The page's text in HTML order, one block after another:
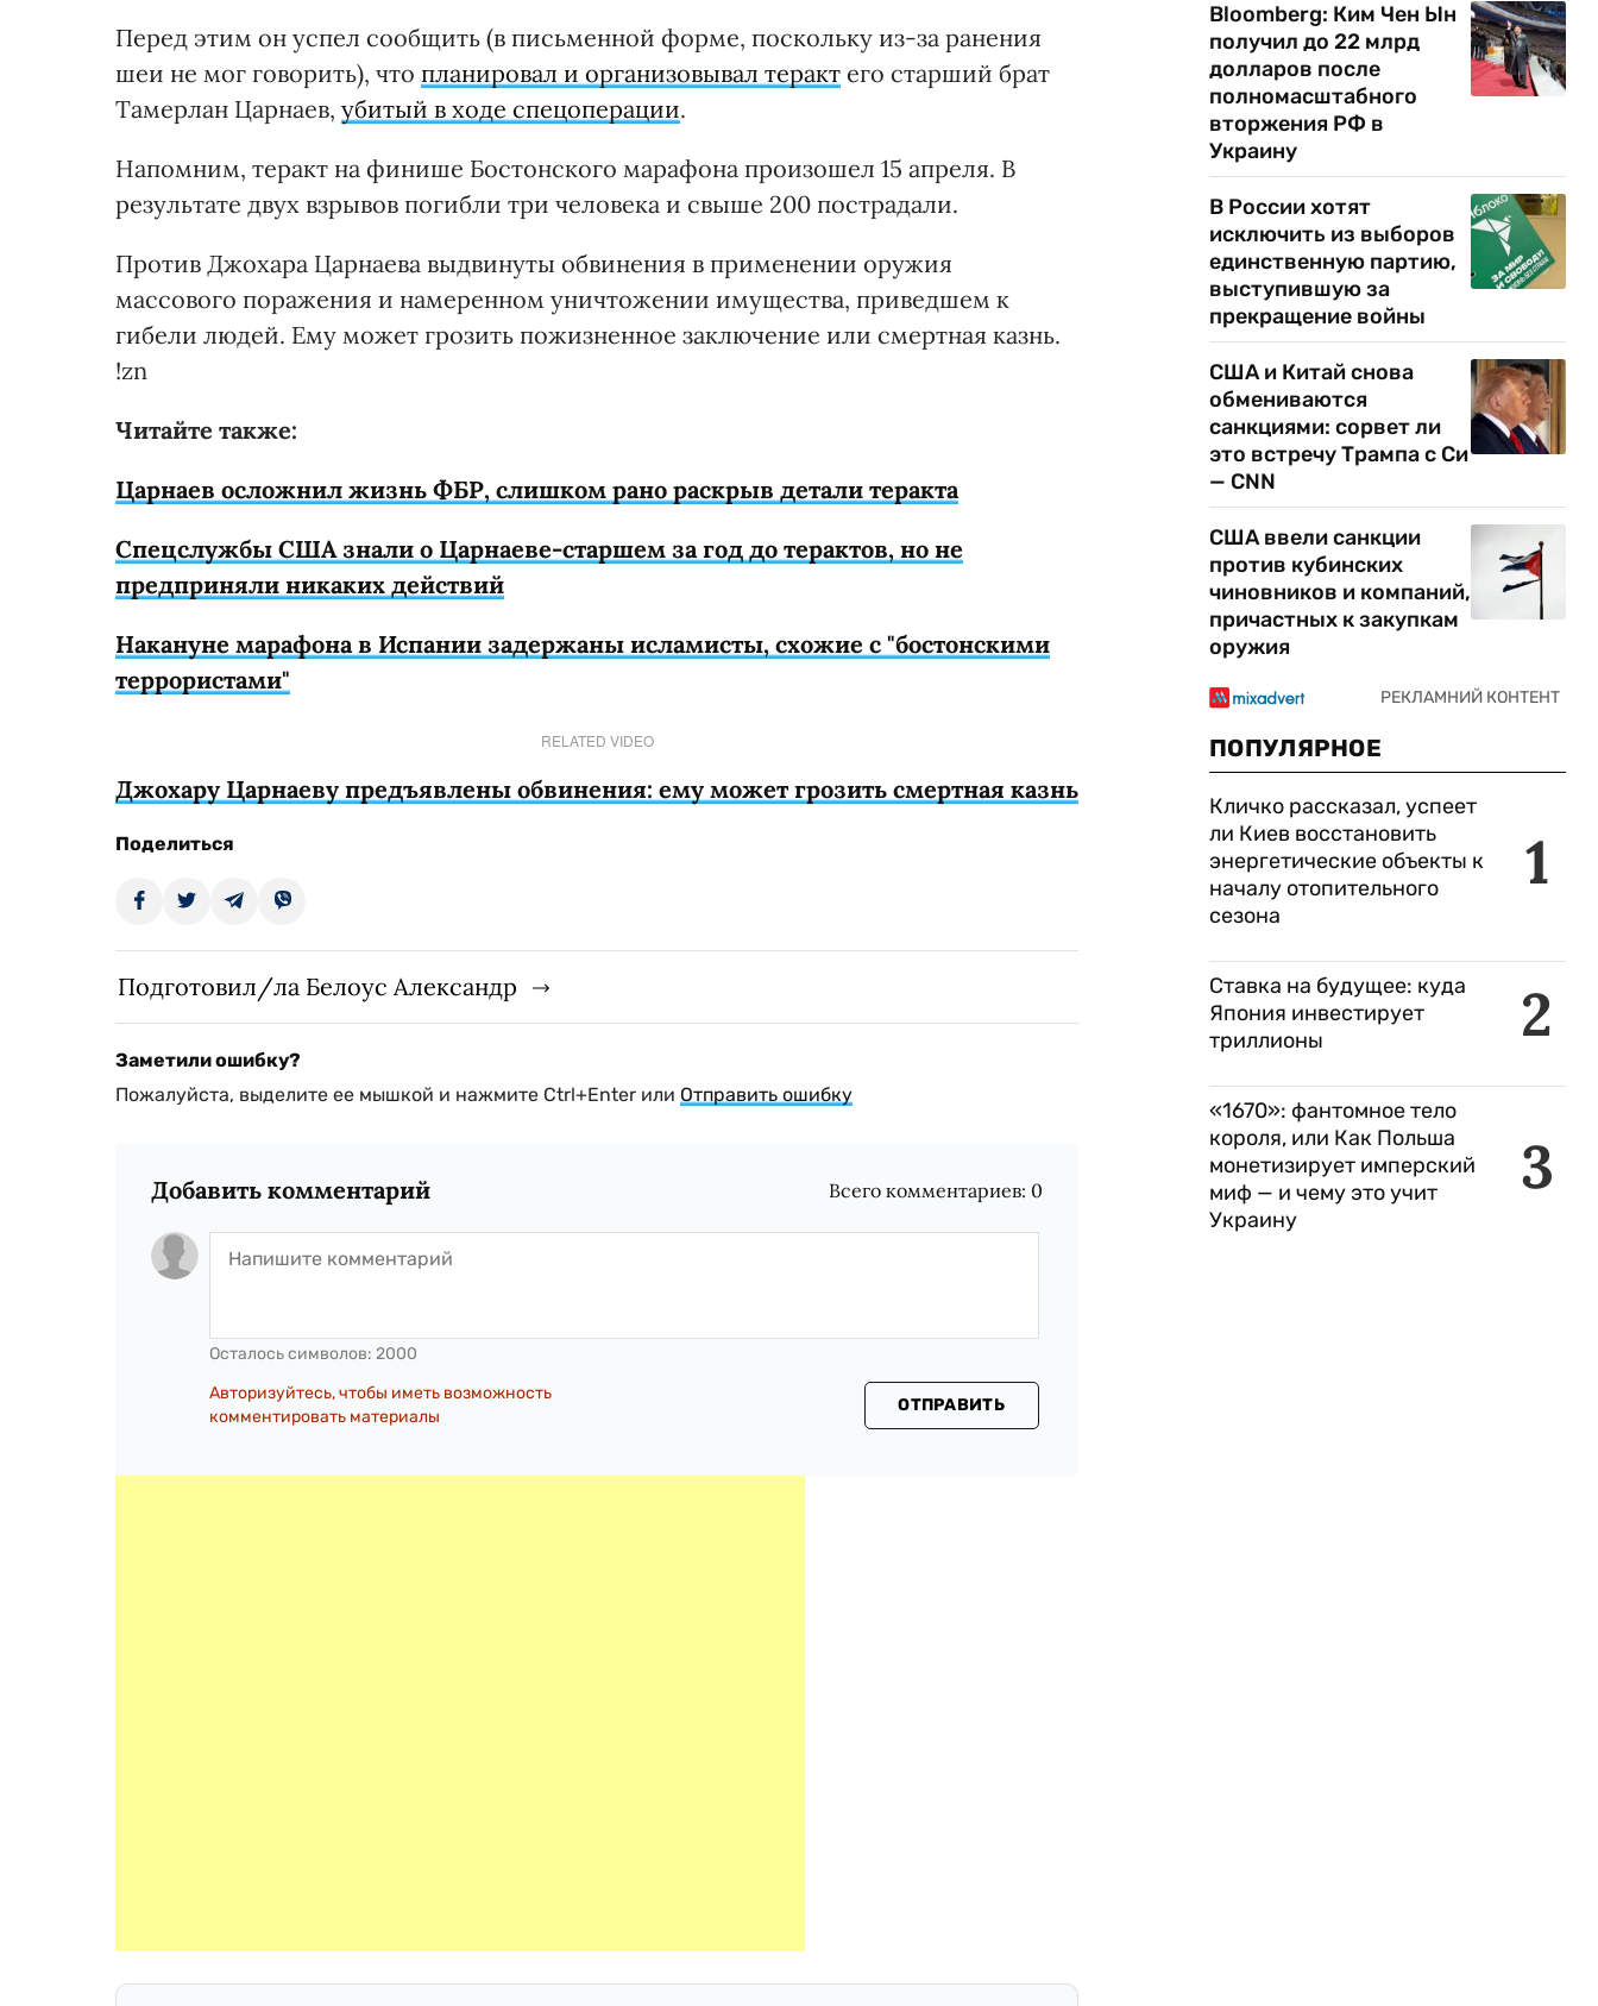
Перед этим он успел сообщить (в письменной форме, поскольку из-за ранения
шеи не мог говорить), что планировал и организовывал теракт его старший брат
Тамерлан Царнаев, убитый в ходе спецоперации.
Напомним, теракт на финише Бостонского марафона произошел 15 апреля. В
результате двух взрывов погибли три человека и свыше 200 пострадали.
Против Джохара Царнаева выдвинуты обвинения в применении оружия
массового поражения и намеренном уничтожении имущества, приведшем к
гибели людей. Ему может грозить пожизненное заключение или смертная казнь.
!zn
Читайте также:
Царнаев осложнил жизнь ФБР, слишком рано раскрыв детали теракта
Спецслужбы США знали о Царнаеве-старшем за год до терактов, но не
предприняли никаких действий
Накануне марафона в Испании задержаны исламисты, схожие с "бостонскими
террористами"
RELATED VIDEO
Джохару Царнаеву предъявлены обвинения: ему может грозить смертная казнь
Поделиться
Подготовил/ла Белоус Александр
Заметили ошибку?
Пожалуйста, выделите ее мышкой и нажмите Ctrl+Enter или Отправить ошибку
Добавить комментарий Всего комментариев: 0
Осталось символов: 2000
Авторизуйтесь, чтобы иметь возможность
комментировать материалы
ОТПРАВИТЬ
Bloomberg: Ким Чен Ын
получил до 22 млрд
долларов после
полномасштабного
вторжения РФ в
Украину
В России хотят
исключить из выборов
единственную партию,
выступившую за
прекращение войны
США и Китай снова
обмениваются
санкциями: сорвет ли
это встречу Трампа с Си
— CNN
США ввели санкции
против кубинских
чиновников и компаний,
причастных к закупкам
оружия
ПОПУЛЯРНОЕ
1
Кличко рассказал, успеет
ли Киев восстановить
энергетические объекты к
началу отопительного
сезона
2
Ставка на будущее: куда
Япония инвестирует
триллионы
3
«1670»: фантомное тело
короля, или Как Польша
монетизирует имперский
миф — и чему это учит
Украину